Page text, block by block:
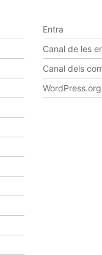
Entra
Canal de les
Canal dels